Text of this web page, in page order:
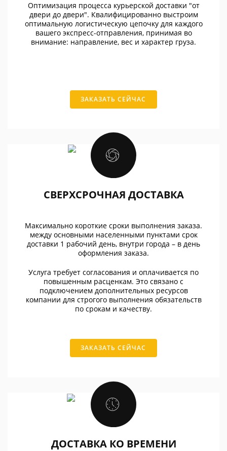
Оптимизация процесса курьерской доставки "от
двери до двери". Квалифицированно выстроим
оптимальную логистическую цепочку для каждого
вашего экспресс-отправления, принимая во
внимание: направление, вес и характер груза.
ЗАКАЗАТЬ СЕЙЧАС
СВЕРХСРОЧНАЯ ДОСТАВКА
Максимально короткие сроки выполнения заказа.
между основными населенными пунктами срок
доставки 1 рабочий день, внутри города – в день
оформления заказа.
Услуга требует согласования и оплачивается по
повышенным расценкам. Это связано с
подключением дополнительных ресурсов
компании для строгого выполнения обязательств
по срокам и качеству.
ЗАКАЗАТЬ СЕЙЧАС
ДОСТАВКА КО ВРЕМЕНИ